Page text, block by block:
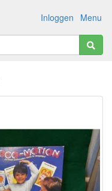
Menu
Inloggen